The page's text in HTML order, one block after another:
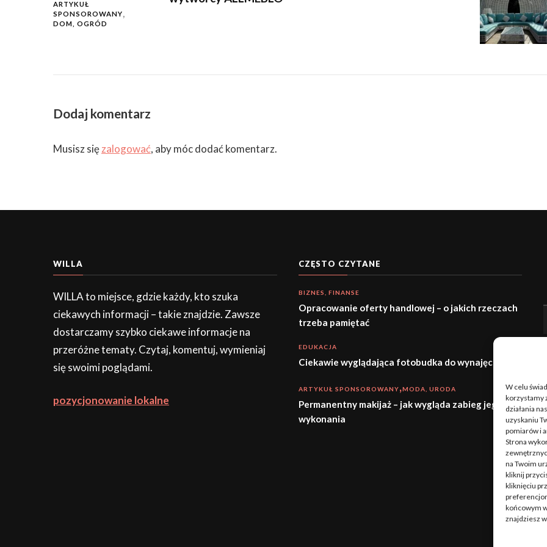
W celu
korzystamy
działania
uzyskaniu
pomiarów i
Strona
na Twoim
kliknij
kliknięciu
końcowym
znajdziesz w
ARTYKUŁ
SPONSOROWANY
DOM, OGRÓD
Dodaj komentarz
Musisz sięzalogować, aby móc dodać komentarz.
WILLA
WILLA to miejsce, gdzie każdy, kto szuka
ciekawych informacji – takie znajdzie. Zawsze
dostarczamy szybko ciekawe informacje na
przeróżne tematy. Czytaj, komentuj, wymieniaj
się swoimi poglądami.
pozycjonowanie lokalne
CZĘSTO CZYTANE
BIZNES, FINANSE
Opracowanie oferty handlowej – o jakich rzeczach
trzeba pamiętać
EDUKACJA
Ciekawie wyglądająca fotobudka do wynajęcia
ARTYKUŁ SPONSOROWANY MODA, URODA
Permanentny makijaż – jak wygląda zabieg jego
wykonania